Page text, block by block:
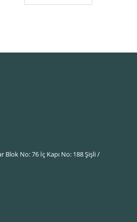
No: 76 İç Kapı No: 188 Şişli /